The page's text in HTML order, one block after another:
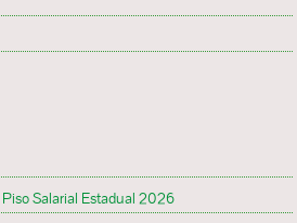
Salarial Estadual 2026